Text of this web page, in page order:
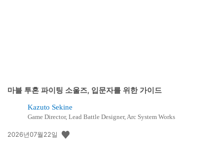
마블 투혼 파이팅 소울즈, 입문자를 위한 가이드
Kazuto Sekine
Game Director, Lead Battle Designer, Arc System Works
공
2026년07월22일